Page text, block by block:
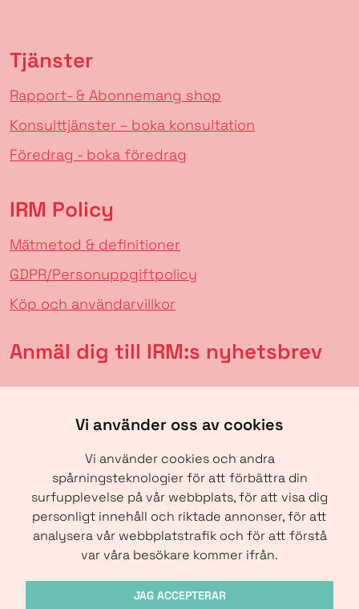
Vi använder oss av cookies
Vi använder cookies och andra
spårningsteknologier för att förbättra din
surfupplevelse på vår webbplats, för att visa dig
personligt innehåll och riktade annonser, för att
analysera vår webbplatstrafik och för att förstå
var våra besökare kommer ifrån.
JAG ACCEPTERAR
Tjänster
Rapport- & Abonnemang shop
Konsulttjänster – boka konsultation
Föredrag - boka föredrag
IRM Policy
Mätmetod & definitioner
GDPR/Personuppgiftpolicy
Köp och användarvillkor
Anmäl dig till IRM:s nyhetsbrev
SKICKA